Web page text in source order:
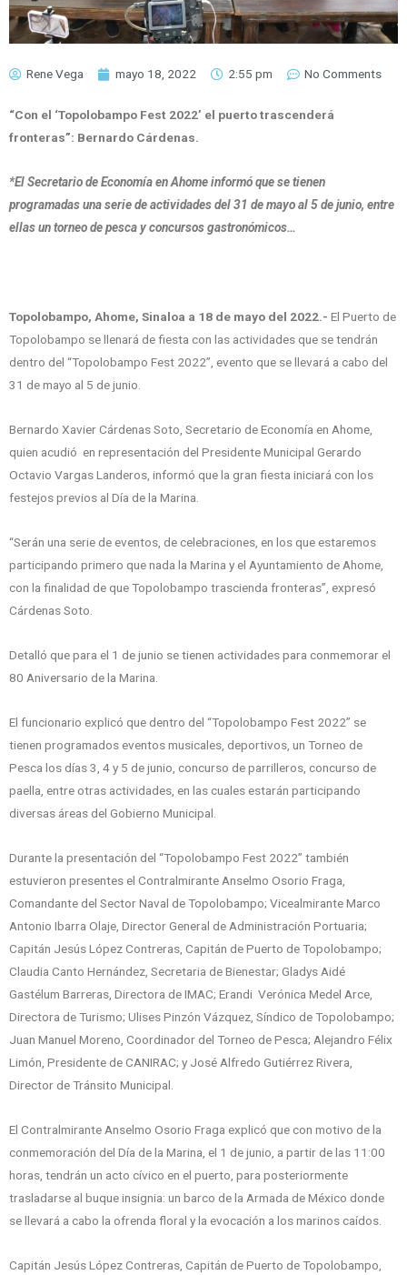
Rene Vega mayo 18, 2022 2:55 pm No Comments
“Con el ‘Topolobampo Fest 2022’ el puerto trascenderá
fronteras”: Bernardo Cárdenas.
*El Secretario de Economía en Ahome informó que se tienen
programadas una serie de actividades del 31 de mayo al 5 de junio, entre
ellas un torneo de pesca y concursos gastronómicos…
Topolobampo, Ahome, Sinaloa a 18 de mayo del 2022.- El Puerto de
Topolobampo se llenará de fiesta con las actividades que se tendrán
dentro del “Topolobampo Fest 2022”, evento que se llevará a cabo del
31 de mayo al 5 de junio.
Bernardo Xavier Cárdenas Soto, Secretario de Economía en Ahome,
quien acudió en representación del Presidente Municipal Gerardo
Octavio Vargas Landeros, informó que la gran fiesta iniciará con los
festejos previos al Día de la Marina.
“Serán una serie de eventos, de celebraciones, en los que estaremos
participando primero que nada la Marina y el Ayuntamiento de Ahome,
con la finalidad de que Topolobampo trascienda fronteras”, expresó
Cárdenas Soto.
Detalló que para el 1 de junio se tienen actividades para conmemorar el
80 Aniversario de la Marina.
El funcionario explicó que dentro del “Topolobampo Fest 2022” se
tienen programados eventos musicales, deportivos, un Torneo de
Pesca los días 3, 4 y 5 de junio, concurso de parrilleros, concurso de
paella, entre otras actividades, en las cuales estarán participando
diversas áreas del Gobierno Municipal.
Durante la presentación del “Topolobampo Fest 2022” también
estuvieron presentes el Contralmirante Anselmo Osorio Fraga,
Comandante del Sector Naval de Topolobampo; Vicealmirante Marco
Antonio Ibarra Olaje, Director General de Administración Portuaria;
Capitán Jesús López Contreras, Capitán de Puerto de Topolobampo;
Claudia Canto Hernández, Secretaria de Bienestar; Gladys Aidé
Gastélum Barreras, Directora de IMAC; Erandi Verónica Medel Arce,
Directora de Turismo; Ulises Pinzón Vázquez, Síndico de Topolobampo;
Juan Manuel Moreno, Coordinador del Torneo de Pesca; Alejandro Félix
Limón, Presidente de CANIRAC; y José Alfredo Gutiérrez Rivera,
Director de Tránsito Municipal.
El Contralmirante Anselmo Osorio Fraga explicó que con motivo de la
conmemoración del Día de la Marina, el 1 de junio, a partir de las 11:00
horas, tendrán un acto cívico en el puerto, para posteriormente
trasladarse al buque insignia: un barco de la Armada de México donde
se llevará a cabo la ofrenda floral y la evocación a los marinos caídos.
Capitán Jesús López Contreras, Capitán de Puerto de Topolobampo,